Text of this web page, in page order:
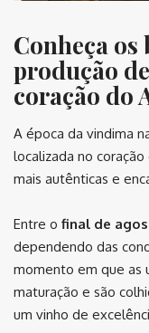
Conheça
produção
coração do
A época da vindima
localizada no
mais autênticas e
Entre o final de
dependendo das
momento em que as
maturação e são
um vinho de